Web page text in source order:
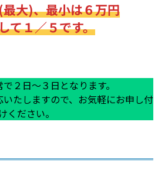
大)、最小は６万円
て１／５です。
２日～３日となります。
たしますので、お気軽にお申し付
けください。